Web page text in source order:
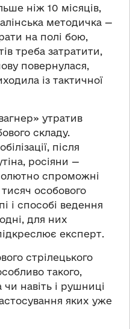
ніж 10 місяців,
методичка —
на полі бою,
треба затратити,
повернулася,
із тактичної
утратив
складу.
після
росіяни —
спроможні
особового
і способі ведення
для них
експерт.
стрілецького
такого,
навіть і рушниці
яких уже